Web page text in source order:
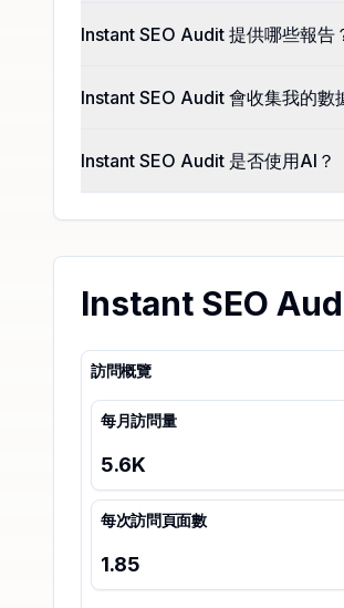
Instant SEO Audit 提供哪些報告
Instant SEO Audit 會收集我的數
Instant SEO Audit 是否使用AI？
Instant SEO
訪問概覽
每月訪問量
5.6K
每次訪問頁面數
1.85